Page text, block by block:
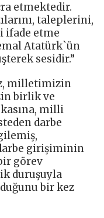
etmektedir.
taleplerini,
etme
Atatürk`ün
sesidir.”
milletimizin
birlik ve
milli
darbe
girişiminin
görev
duruşuyla
bir kez